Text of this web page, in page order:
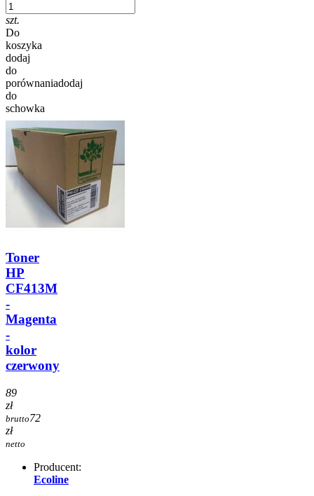
szt.
Do
koszyka
dodaj
do
porównaniadodaj
do
schowka
Toner
HP
CF413M
-
Magenta
-
kolor
czerwony
89
zł
brutto72
zł
netto
Producent:
Ecoline